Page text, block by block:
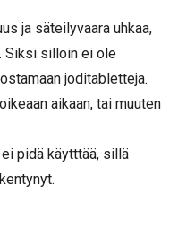
ja säteilyvaara uhkaa,
Siksi silloin ei ole
joditabletteja.
aikaan, tai muuten
pidä käytttää, sillä